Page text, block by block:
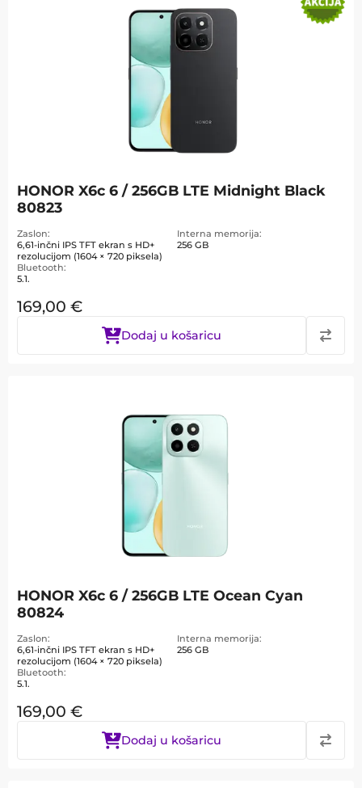
HONOR X6c 6 / 256GB LTE Midnight Black
80823
Zaslon
6,61-inčni IPS TFT ekran s HD+
rezolucijom (1604 × 720 piksela)
Interna memorija
256 GB
Bluetooth
5.1.
169,00 €
Dodaj u košaricu
HONOR X6c 6 / 256GB LTE Ocean Cyan
80824
Zaslon
6,61-inčni IPS TFT ekran s HD+
rezolucijom (1604 × 720 piksela)
Interna memorija
256 GB
Bluetooth
5.1.
169,00 €
Dodaj u košaricu